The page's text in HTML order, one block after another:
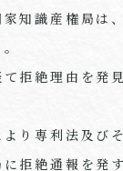
知識産権局は
拒絶理由を発
り専利法及び
拒絶通報を発す